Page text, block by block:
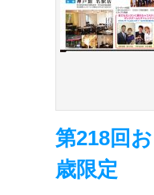
第218回
歳限定